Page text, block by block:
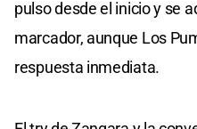
pulso desde el inicio y se
marcador, aunque Los
respuesta inmediata.